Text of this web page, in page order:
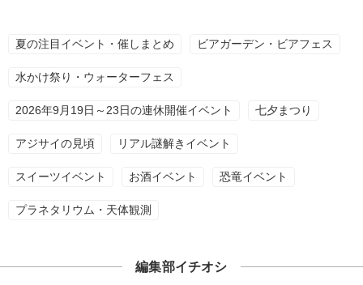
夏の注目イベント・催しまとめ ビアガーデン・ビアフェス
水かけ祭り・ウォーターフェス
2026年9月19日～23日の連休開催イベント 七夕まつり
アジサイの見頃 リアル謎解きイベント
スイーツイベント お酒イベント 恐竜イベント
プラネタリウム・天体観測
編集部イチオシ